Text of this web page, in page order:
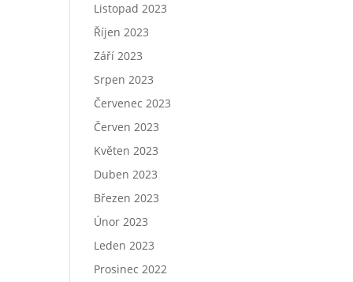
Listopad 2023
Říjen 2023
Září 2023
Srpen 2023
Červenec 2023
Červen 2023
Květen 2023
Duben 2023
Březen 2023
Únor 2023
Leden 2023
Prosinec 2022